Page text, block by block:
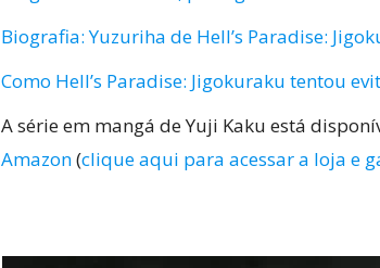
Biografia: Yuzuriha de Hell’s Paradise:
Como Hell’s Paradise: Jigokuraku tentou
A série em mangá de Yuji Kaku está
Amazon(clique aqui para acessar a loja e